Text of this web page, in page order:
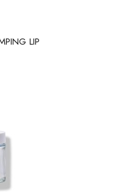
LIP